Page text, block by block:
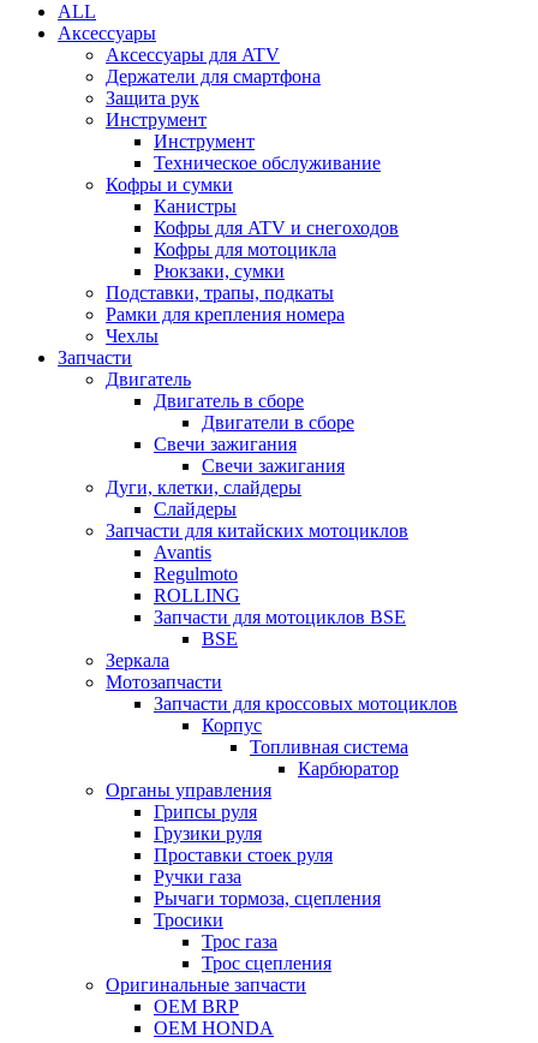
ALL
Аксессуары
Аксессуары для ATV
Держатели для смартфона
Защита рук
Инструмент
Инструмент
Техническое обслуживание
Кофры и сумки
Канистры
Кофры для ATV и снегоходов
Кофры для мотоцикла
Рюкзаки, сумки
Подставки, трапы, подкаты
Рамки для крепления номера
Чехлы
Запчасти
Двигатель
Двигатель в сборе
Двигатели в сборе
Свечи зажигания
Свечи зажигания
Дуги, клетки, слайдеры
Слайдеры
Запчасти для китайских мотоциклов
Avantis
Regulmoto
ROLLING
Запчасти для мотоциклов BSE
BSE
Зеркала
Мотозапчасти
Запчасти для кроссовых мотоциклов
Корпус
Топливная система
Карбюратор
Органы управления
Грипсы руля
Грузики руля
Проставки стоек руля
Ручки газа
Рычаги тормоза, сцепления
Тросики
Трос газа
Трос сцепления
Оригинальные запчасти
OEM BRP
OEM HONDA